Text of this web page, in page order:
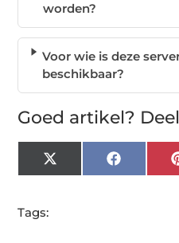
worden?
Voor wie is deze
beschikbaar?
Goed artikel?
X
(Twitter)
Tags: